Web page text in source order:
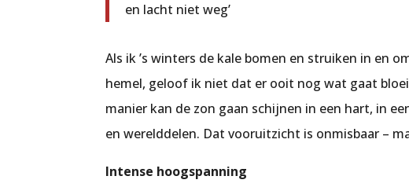
en lacht niet weg’
Als ik ’s winters de kale bomen en struiken in en
hemel, geloof ik niet dat er ooit nog wat gaat
manier kan de zon gaan schijnen in een hart, in
en werelddelen. Dat vooruitzicht is onmisbaar –
Intense hoogspanning